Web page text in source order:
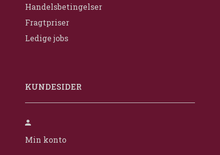
Handelsbetingelser
Fragtpriser
Ledige jobs
KUNDESIDER
Min konto